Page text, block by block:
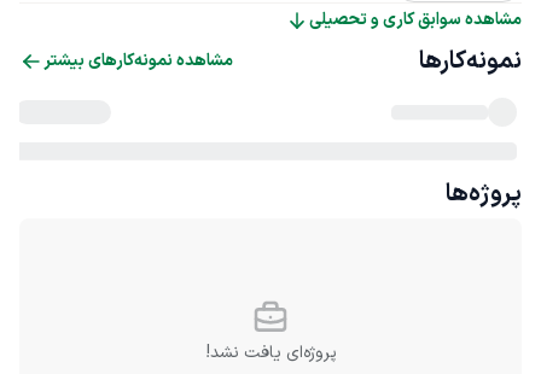
مشاهده سوابق کاری و تحصیلی
نمونه‌کارها مشاهده نمونه‌کارهای بیشتر
پروژه‌ها
پروژه‌ای یافت نشد!